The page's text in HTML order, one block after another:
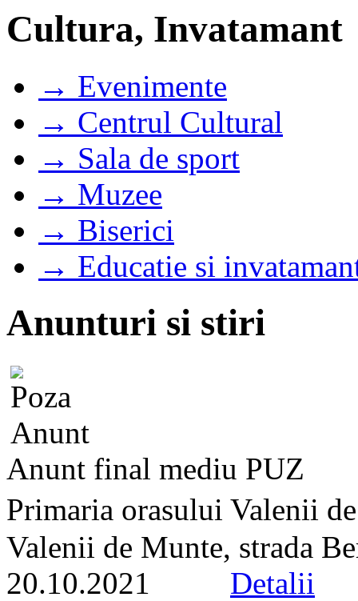
Cultura, Invatamant
→ Evenimente
→ Centrul Cultural
→ Sala de sport
→ Muzee
→ Biserici
→ Educatie si
Anunturi si stiri
Anunt final mediu PUZ
Primaria orasului Valenii
Valenii de Munte, strada
20.10.2021 Detalii